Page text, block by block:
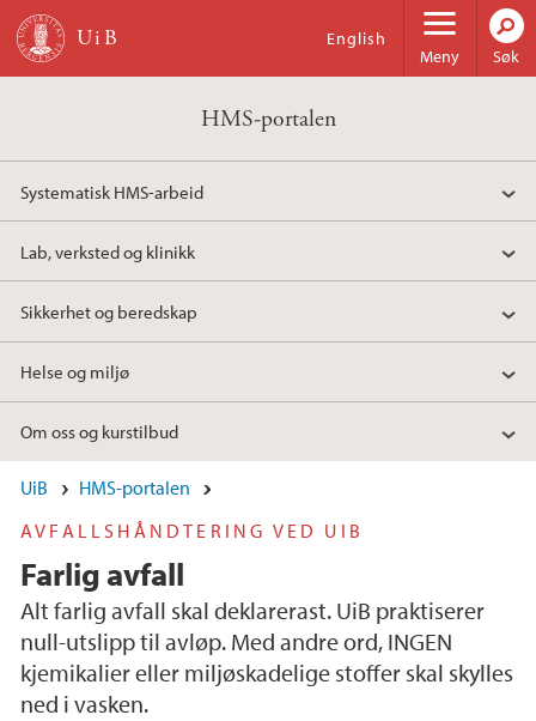
Hopp til hovedinnhold
Meny
English
Søk
HMS-portalen
Systematisk HMS-arbeid
Lab, verksted og klinikk
Sikkerhet og beredskap
Helse og miljø
Om oss og kurstilbud
UiB
HMS-portalen
AVFALLSHÅNDTERING VED UIB
Farlig avfall
Alt farlig avfall skal deklarerast. UiB praktiserer
null-utslipp til avløp. Med andre ord, INGEN
kjemikalier eller miljøskadelige stoffer skal skylles
ned i vasken.